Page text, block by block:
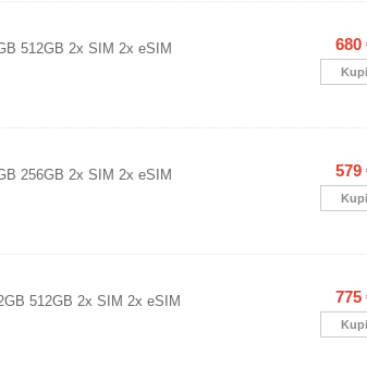
512GB 2x SIM 2x eSIM 680
256GB 2x SIM 2x eSIM 579
512GB 2x SIM 2x eSIM 775